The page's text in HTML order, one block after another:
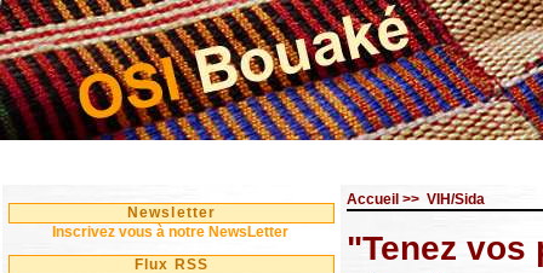
Newsletter
Inscrivez vous à notre NewsLetter
Flux RSS
Accueil >> VIH/Sida
"Tenez vos